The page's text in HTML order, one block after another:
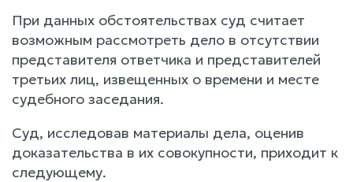
При данных обстоятельствах суд считает
возможным рассмотреть дело в отсутствии
представителя ответчика и представителей
третьих лиц, извещенных о времени и месте
судебного заседания.
Суд, исследовав материалы дела, оценив
доказательства в их совокупности, приходит к
следующему.